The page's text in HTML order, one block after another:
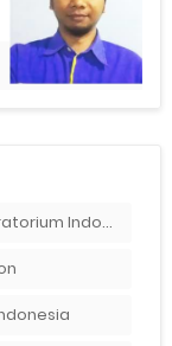
Alat Laboratorium Indonesia